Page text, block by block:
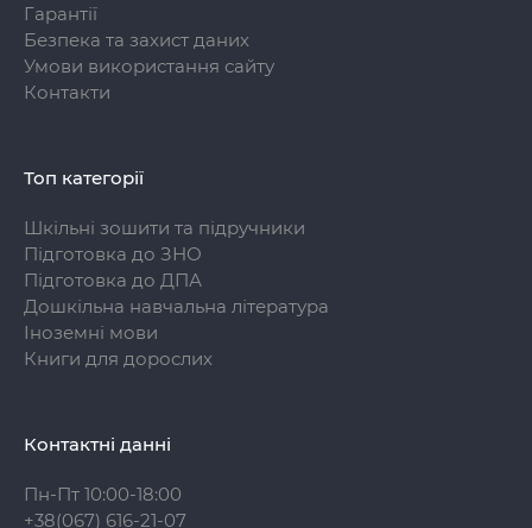
Гарантії
Безпека та захист даних
Умови використання сайту
Контакти
Топ категорії
Шкільні зошити та підручники
Підготовка до ЗНО
Підготовка до ДПА
Дошкільна навчальна література
Іноземні мови
Книги для дорослих
Контактні данні
Пн-Пт 10:00-18:00
+38(067) 616-21-07